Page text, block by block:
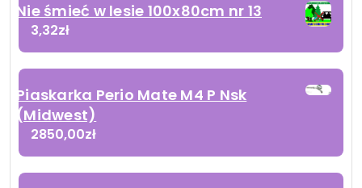
Nie śmieć w lesie 100x80cm nr 13
3,32zł
Piaskarka Perio Mate M4 P Nsk
(Midwest)
2850,00zł